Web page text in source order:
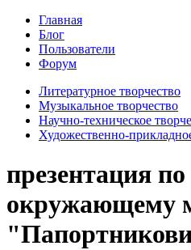
Главная
Блог
Пользователи
Форум
Литературное творчество
Музыкальное творчество
Научно-техническое
Художественно-
презентация по
окружающему